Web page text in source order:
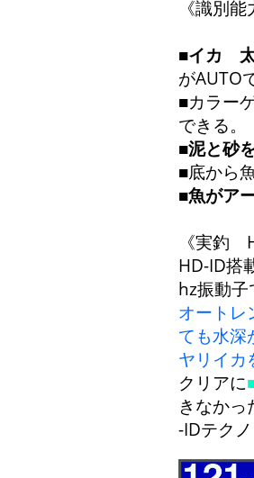
《識別
■イカ 太
がAUTO
■カラー
できる。
■泥と砂
■底から
■魚がア
《実釣
HD-ID
hz振動
オート
ても水深
ヤリイカ
クリアに
きなか
-IDテク